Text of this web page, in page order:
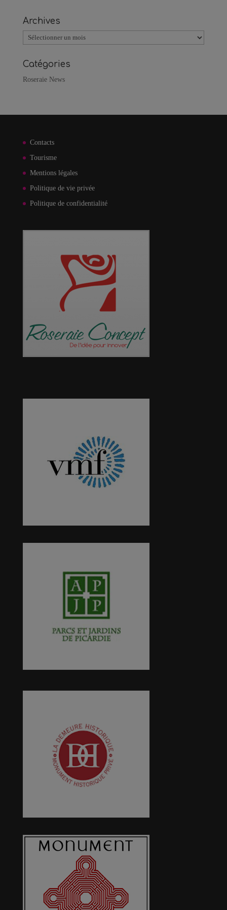
Archives
Archives
Catégories
Roseraie News
Contacts
Tourisme
Mentions légales
Politique de vie privée
Politique de confidentialité